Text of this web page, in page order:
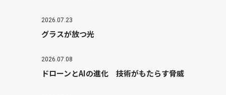
2026.07.23
グラスが放つ光
2026.07.08
ドローンとAIの進化 技術がもたらす脅威